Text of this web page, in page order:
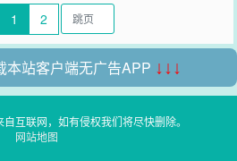
1 2
本站客户端无广告APP ↓↓↓
互联网，如有侵权我们将尽快删除。
网站地图